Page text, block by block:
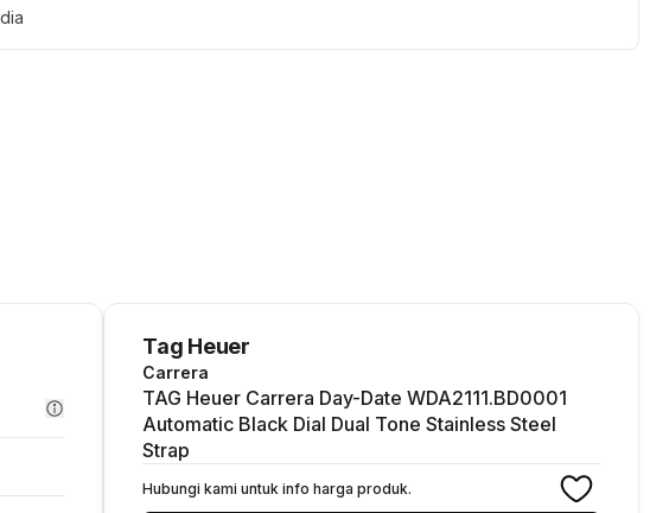
Tag Heuer
Carrera
TAG Heuer Carrera Day-Date WDA2111.BD0001
Automatic Black Dial Dual Tone Stainless Steel
Strap
Hubungi kami untuk info harga produk.